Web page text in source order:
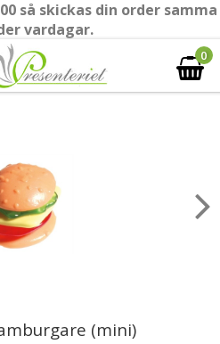
så skickas din order samma
vardagar.
0
(mini)